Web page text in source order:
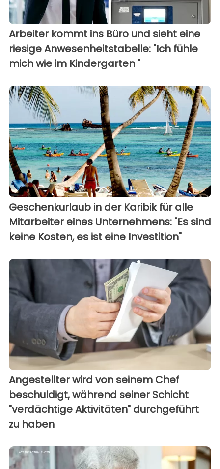
Arbeiter kommt ins Büro und sieht eine
riesige Anwesenheitstabelle: "Ich fühle
mich wie im Kindergarten "
Geschenkurlaub in der Karibik für alle
Mitarbeiter eines Unternehmens: "Es sind
keine Kosten, es ist eine Investition"
Angestellter wird von seinem Chef
beschuldigt, während seiner Schicht
"verdächtige Aktivitäten" durchgeführt
zu haben